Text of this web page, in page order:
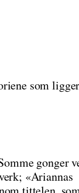
som ligger
gonger
«Ariannas